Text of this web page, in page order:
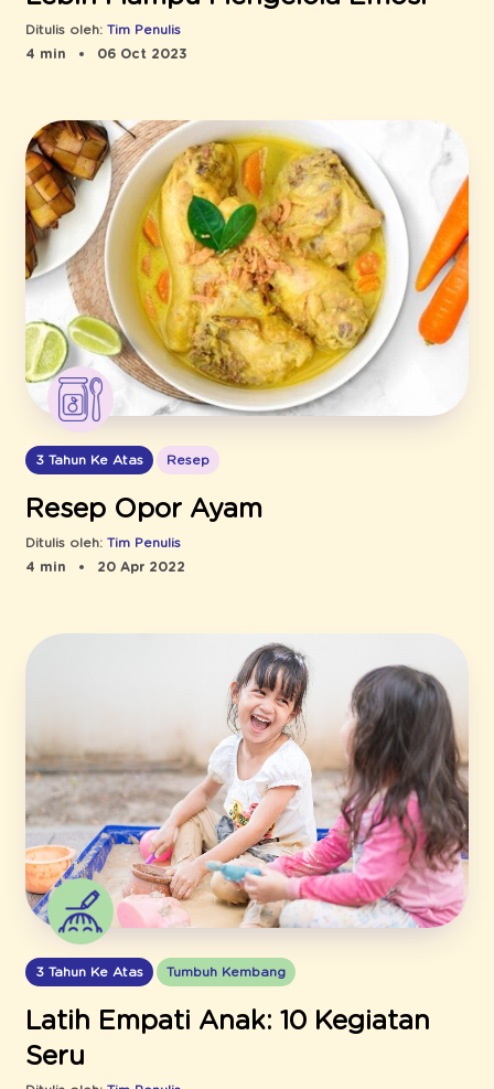
Ditulis oleh: Tim Penulis
4 min
06 Oct 2023
3 Tahun Ke Atas Resep
Resep Opor Ayam
Ditulis oleh: Tim Penulis
4 min
20 Apr 2022
3 Tahun Ke Atas Tumbuh Kembang
Latih Empati Anak: 10 Kegiatan
Seru